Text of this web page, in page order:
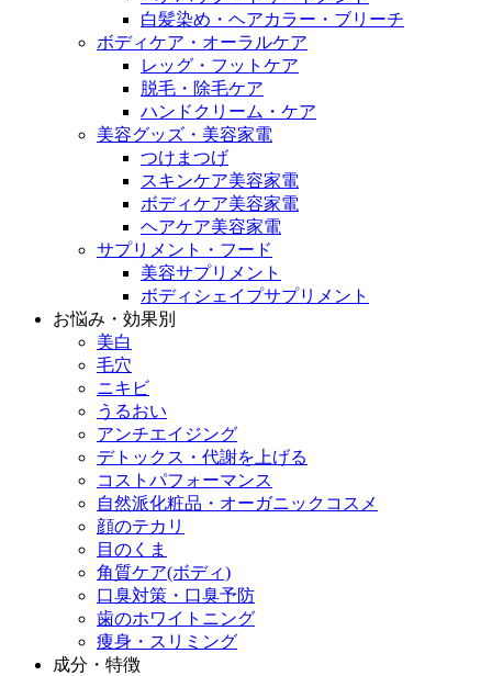
白髪染め・ヘアカラー・ブリーチ
ボディケア・オーラルケア
レッグ・フットケア
脱毛・除毛ケア
ハンドクリーム・ケア
美容グッズ・美容家電
つけまつげ
スキンケア美容家電
ボディケア美容家電
ヘアケア美容家電
サプリメント・フード
美容サプリメント
ボディシェイプサプリメント
お悩み・効果別
美白
毛穴
ニキビ
うるおい
アンチエイジング
デトックス・代謝を上げる
コストパフォーマンス
自然派化粧品・オーガニックコスメ
顔のテカリ
目のくま
角質ケア(ボディ)
口臭対策・口臭予防
歯のホワイトニング
痩身・スリミング
成分・特徴